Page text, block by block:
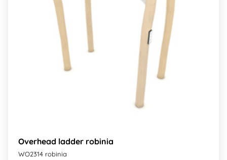
Overhead ladder robinia
WO2314 robinia